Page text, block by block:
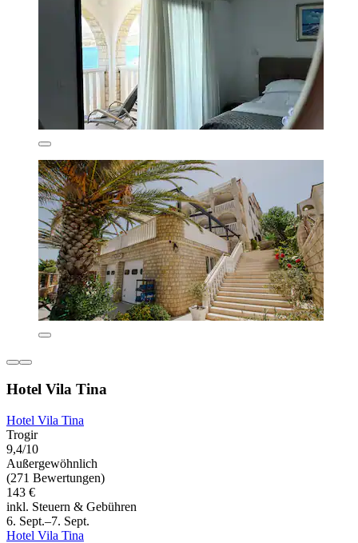
Hotel Vila Tina
Hotel Vila Tina
Trogir
9,4/10
Außergewöhnlich
(271 Bewertungen)
143 €
inkl. Steuern & Gebühren
6. Sept.–7. Sept.
Hotel Vila Tina